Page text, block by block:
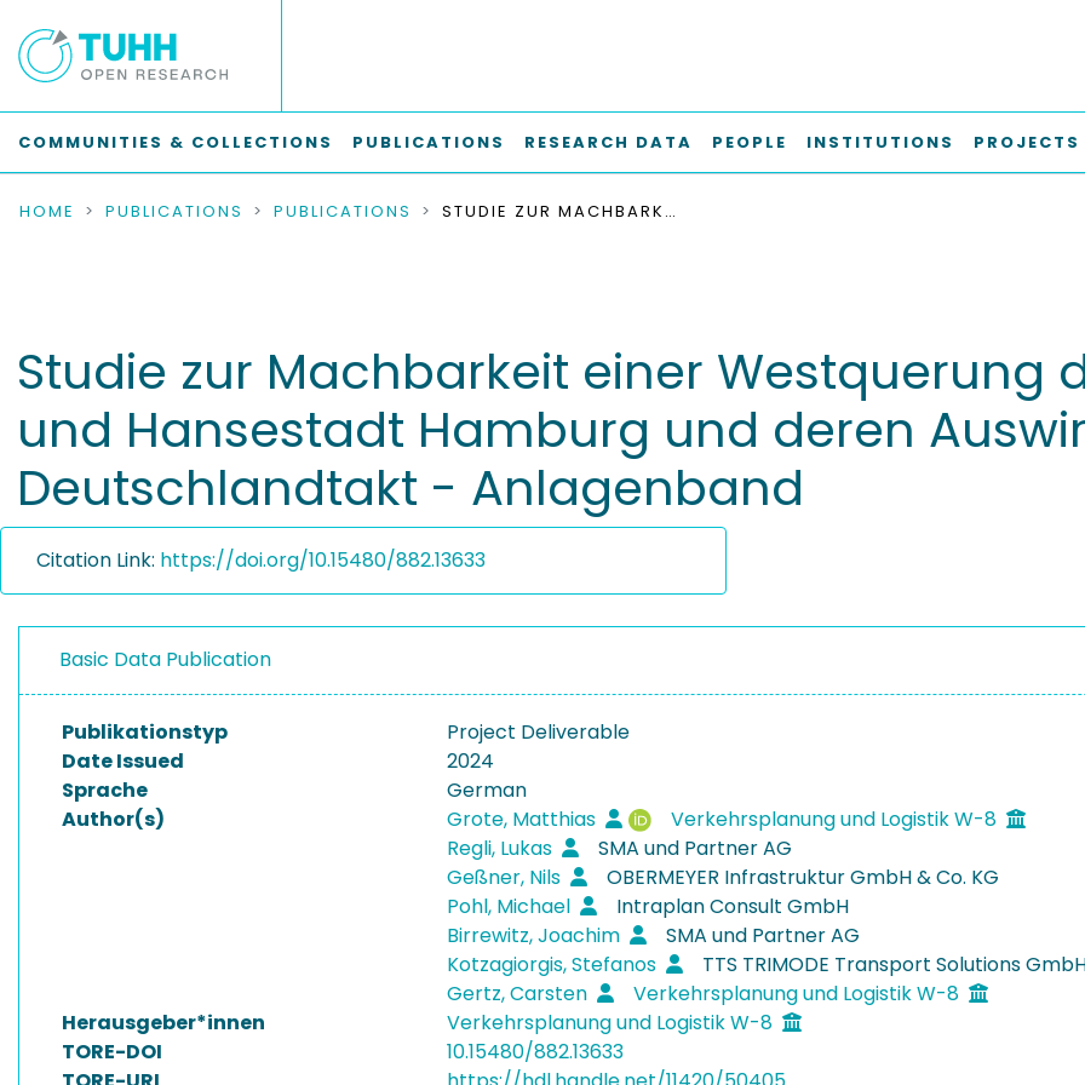
COMMUNITIES & COLLECTIONS PUBLICATIONS RESEARCH DATA PEOPLE INSTITUTIONS PROJECTS
HOME PUBLICATIONS PUBLICATIONS STUDIE ZUR MACHBARKEIT EINER WESTQUERUNG DER ELBE IN DER FREIEN UND HANSESTADT HAMBURG UND DEREN AUSWIRKUNGEN AUF DEN DEUTSCHLANDTAKT - ANLAGENBAND
Studie zur Machbarkeit einer Westquerung
und Hansestadt Hamburg und deren
Deutschlandtakt - Anlagenband
Citation Link: https://doi.org/10.15480/882.13633
Basic Data Publication
Publikationstyp
Project Deliverable
Date Issued
2024
Sprache
German
Author(s)
Grote, Matthias
Verkehrsplanung und Logistik W-8
Regli, Lukas
SMA und Partner AG
Geßner, Nils
OBERMEYER Infrastruktur GmbH & Co. KG
Pohl, Michael
Intraplan Consult GmbH
Birrewitz, Joachim
SMA und Partner AG
Kotzagiorgis, Stefanos
TTS TRIMODE Transport Solutions
Gertz, Carsten
Verkehrsplanung und Logistik W-8
Herausgeber*innen
Verkehrsplanung und Logistik W-8
TORE-DOI
10.15480/882.13633